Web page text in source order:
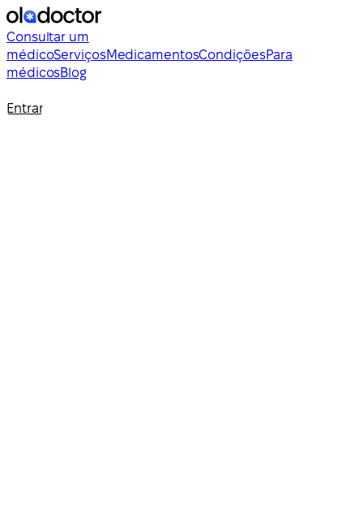
Consultar um
médicoServiçosMedicamentosCondiçõesPara
médicosBlog
Entrar